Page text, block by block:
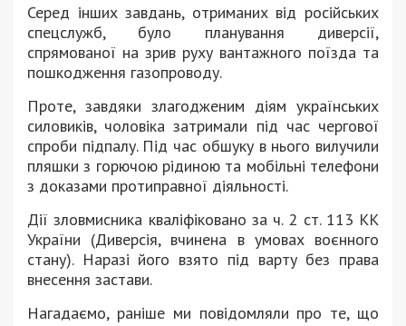
Серед інших завдань, отриманих від російських
спецслужб, було планування диверсії,
спрямованої на зрив руху вантажного поїзда та
пошкодження газопроводу.
Проте, завдяки злагодженим діям українських
силовиків, чоловіка затримали під час чергової
спроби підпалу. Під час обшуку в нього вилучили
пляшки з горючою рідиною та мобільні телефони
з доказами протиправної діяльності.
Дії зловмисника кваліфіковано за ч. 2 ст. 113 КК
України (Диверсія, вчинена в умовах воєнного
стану). Наразі його взято під варту без права
внесення застави.
Нагадаємо, раніше ми повідомляли про те, що